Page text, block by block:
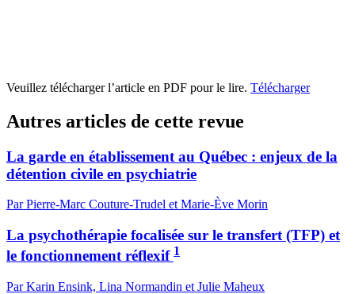
Veuillez télécharger l’article en PDF pour le lire. Télécharger
Autres articles de cette revue
La garde en établissement au Québec : enjeux de la
détention civile en psychiatrie
Par Pierre-Marc Couture-Trudel et Marie-Ève Morin
La psychothérapie focalisée sur le transfert (TFP) et
le fonctionnement réflexif 1
Par Karin Ensink, Lina Normandin et Julie Maheux